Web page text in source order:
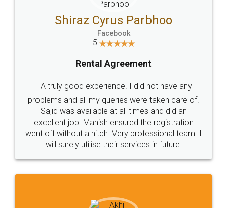
Facebook
Rental Agreement
Just go for it and register agreement online with
these people... They are very helpful and polite.. i
loved the service by legal docs... Thanks guys... it